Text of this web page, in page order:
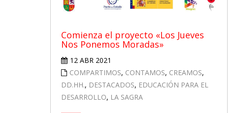
Comienza el proyecto «Los Jueves
Nos Ponemos Moradas»
12 ABR 2021
COMPARTIMOS, CONTAMOS, CREAMOS,
DD.HH., DESTACADOS, EDUCACIÓN PARA EL
DESARROLLO, LA SAGRA